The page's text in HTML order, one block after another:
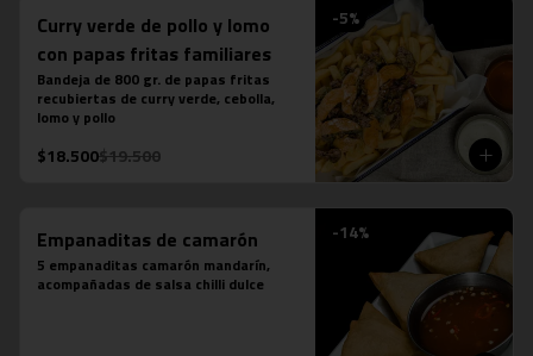
-5%
Curry verde de pollo y lomo
con papas fritas familiares
Bandeja de 800 gr. de papas fritas
recubiertas de curry verde, cebolla,
lomo y pollo
$18.500$19.500
-14%
Empanaditas de camarón
5 empanaditas camarón mandarín,
acompañadas de salsa chilli dulce